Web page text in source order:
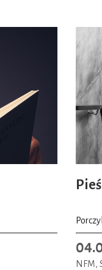
NFM,